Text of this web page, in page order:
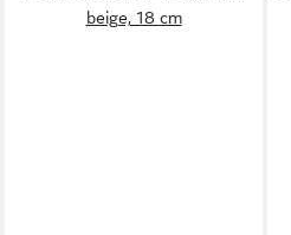
beige, 18 cm